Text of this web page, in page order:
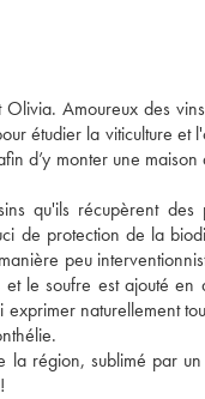
Amoureux des
étudier la viticulture
d’y monter une
qu'ils récupèrent des
de protection de la
peu
le soufre est ajouté en
naturellement
la région, sublimé par